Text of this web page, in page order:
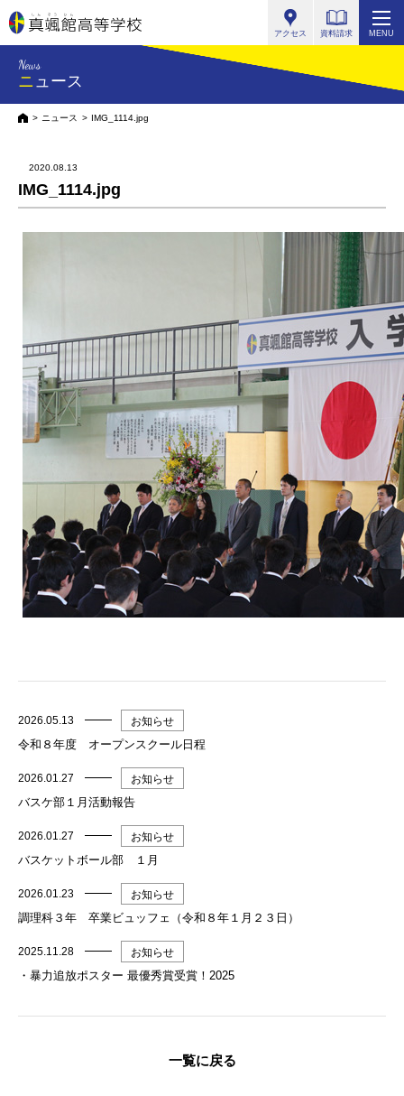
アクセス 資料請求 MENU
News
ニュース
HOMEニュース IMG_1114.jpg
2020.08.13
IMG_1114.jpg
2026.05.13 お知らせ
令和８年度 オープンスクール日程
2026.01.27 お知らせ
バスケ部１月活動報告
2026.01.27 お知らせ
バスケットボール部 １月
2026.01.23 お知らせ
調理科３年 卒業ビュッフェ（令和８年１月２３日）
2025.11.28 お知らせ
・暴力追放ポスター 最優秀賞受賞！2025
一覧に戻る